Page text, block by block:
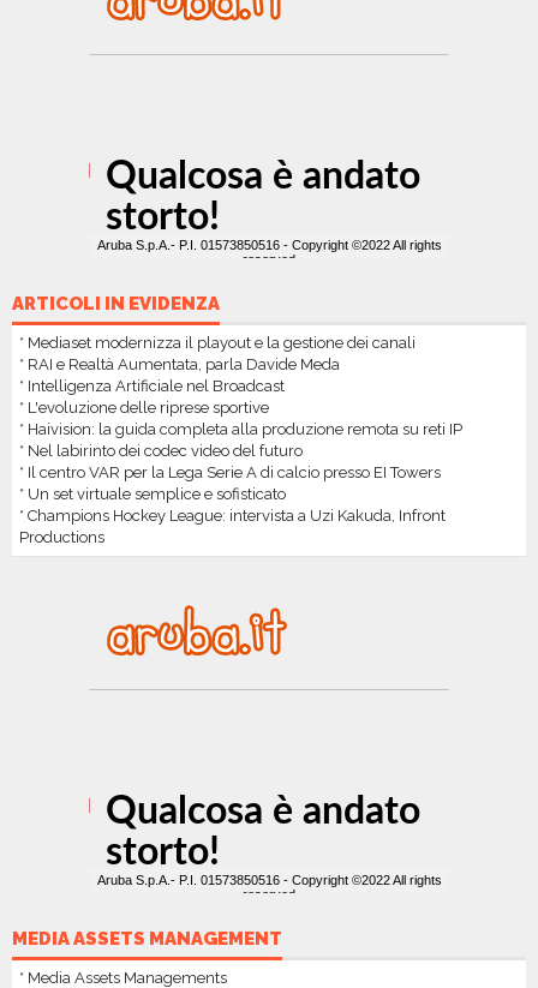
ARTICOLI IN EVIDENZA
* Mediaset modernizza il playout e la gestione dei canali
* RAI e Realtà Aumentata, parla Davide Meda
* Intelligenza Artificiale nel Broadcast
* L'evoluzione delle riprese sportive
* Haivision: la guida completa alla produzione remota su reti IP
* Nel labirinto dei codec video del futuro
* Il centro VAR per la Lega Serie A di calcio presso EI Towers
* Un set virtuale semplice e sofisticato
* Champions Hockey League: intervista a Uzi Kakuda, Infront
Productions
MEDIA ASSETS MANAGEMENT
* Media Assets Managements